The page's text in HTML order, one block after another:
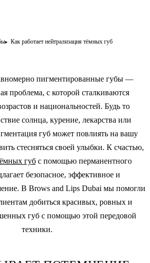
Как работает нейтрализация тёмных губ
пигментированные губы —
проблема, с которой сталкиваются
и национальностей. Будь то
солнца, курение, лекарства или
губ может повлиять на вашу
стесняться своей улыбки. К счастью,
губс помощью перманентного
безопасное, эффективное и
В Brows and Lips Dubai мы помогли
добиться красивых, ровных и
губ с помощью этой передовой
техники.